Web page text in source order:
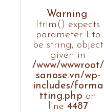
Warning:
ltrim() expects
parameter 1 to
be string, object
given in
/www/wwwroot/
sanose.vn/wp-
includes/forma
tting.php on
line 4487